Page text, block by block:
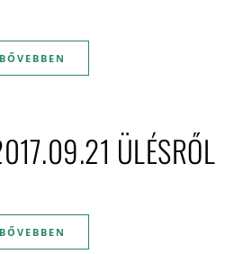
BŐVEBBEN
ÜLÉSRŐL
BŐVEBBEN